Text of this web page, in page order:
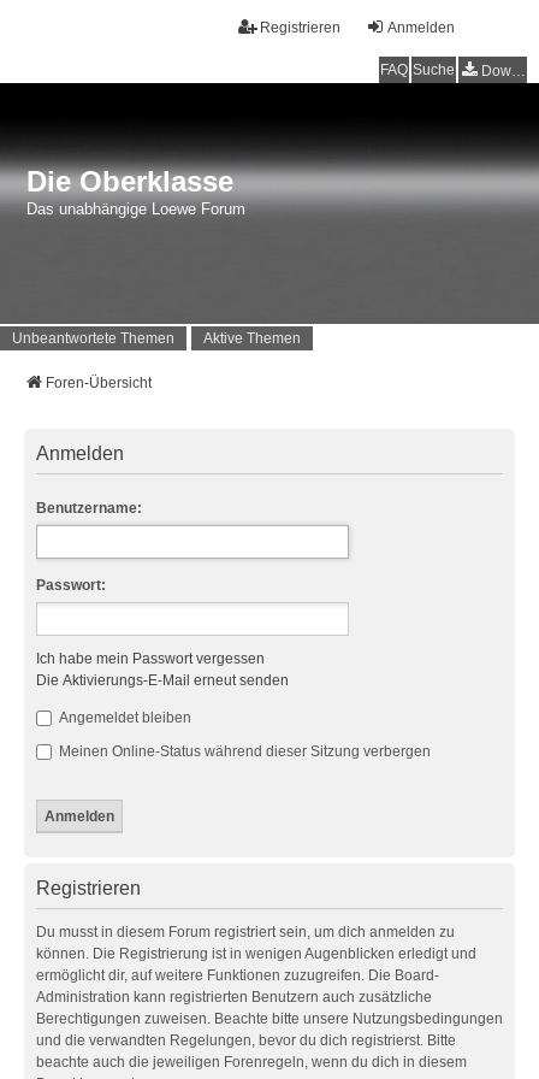
Anmelden
Registrieren
FAQ Suche Downloads
Die Oberklasse
Das unabhängige Loewe Forum
Unbeantwortete Themen Aktive Themen
Foren-Übersicht
Anmelden
Benutzername:
Passwort:
Ich habe mein Passwort vergessen
Die Aktivierungs-E-Mail erneut senden
Angemeldet bleiben
Meinen Online-Status während dieser Sitzung verbergen
Registrieren
Du musst in diesem Forum registriert sein, um dich anmelden zu
können. Die Registrierung ist in wenigen Augenblicken erledigt und
ermöglicht dir, auf weitere Funktionen zuzugreifen. Die Board-
Administration kann registrierten Benutzern auch zusätzliche
Berechtigungen zuweisen. Beachte bitte unsere Nutzungsbedingungen
und die verwandten Regelungen, bevor du dich registrierst. Bitte
beachte auch die jeweiligen Forenregeln, wenn du dich in diesem